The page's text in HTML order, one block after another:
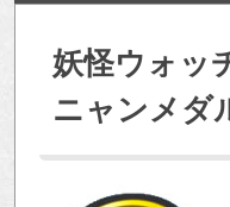
妖怪ウォッ
ニャンメダ